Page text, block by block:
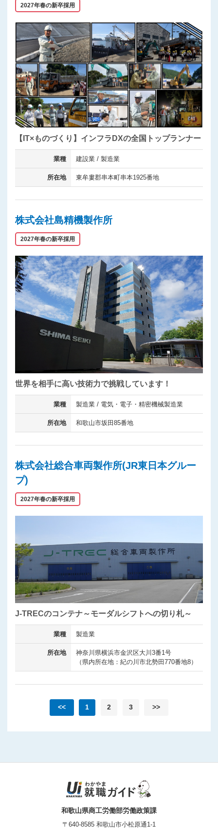
2027年春の新卒採用
【IT×ものづくり】インフラDXの全国トップランナー
業種 建設業 / 製造業
所在地 東牟婁郡串本町串本1925番地
株式会社島精機製作所
2027年春の新卒採用
世界を相手に高い技術力で挑戦しています！
業種 製造業 / 電気・電子・精密機械製造業
所在地 和歌山市坂田85番地
株式会社総合車両製作所(JR東日本グルー
プ)
2027年春の新卒採用
J-TRECのコンテナ～モーダルシフトへの切り札～
業種 製造業
所在地
神奈川県横浜市金沢区大川3番1号
（県内所在地：紀の川市北勢田770番地8）
<< 1 2 3 >>
和歌山県商工労働部労働政策課
〒640-8585 和歌山市小松原通1-1